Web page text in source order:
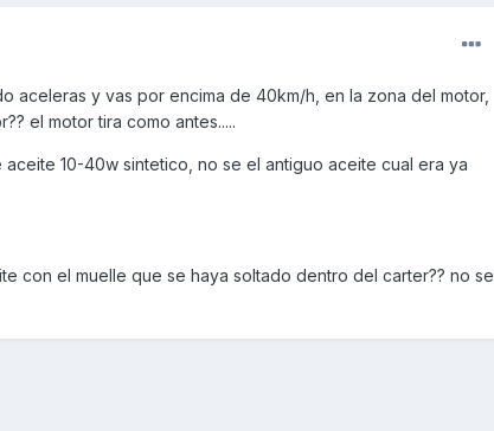
aceleras y vas por encima de 40km/h, en la zona del motor,
el motor tira como antes.....
10-40w sintetico, no se el antiguo aceite cual era ya
con el muelle que se haya soltado dentro del carter?? no se